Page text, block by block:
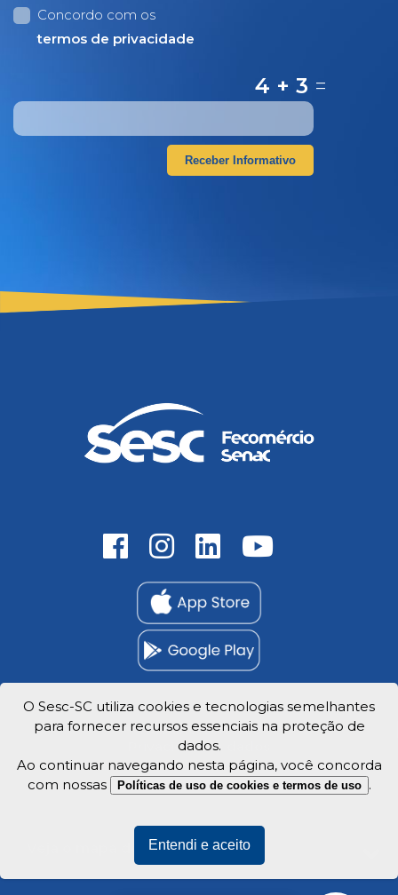
Concordo com os
termos de privacidade
4 + 3 =
Receber Informativo
Trabalhe Conosco
Privacidade e dados
Veja o mapa do site
O Sesc-SC utiliza cookies e tecnologias semelhantes
para fornecer recursos essenciais na proteção de
dados.
Ao continuar navegando nesta página, você concorda
com nossas
Políticas de uso de cookies e termos de uso .
Entendi e aceito